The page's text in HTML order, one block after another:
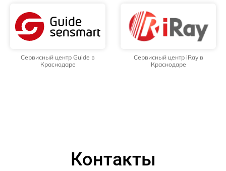
Сервисный центр Guide в
Краснодаре
Сервисный центр iRay в
Краснодаре
Контакты